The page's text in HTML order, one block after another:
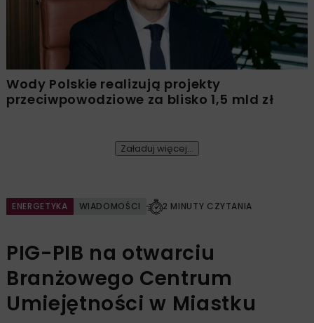
Wody Polskie realizują projekty
przeciwpowodziowe za blisko 1,5 mld zł
Załaduj więcej...
ENERGETYKA WIADOMOŚCI 2 MINUTY CZYTANIA
PIG-PIB na otwarciu
Branżowego Centrum
Umiejętności w Miastku